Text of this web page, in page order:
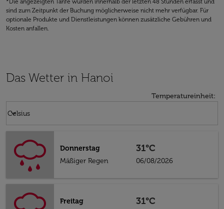
*Die angezeigten Tarife wurden innerhalb der letzten 48 Stunden erfasst und
sind zum Zeitpunkt der Buchung möglicherweise nicht mehr verfügbar. Für
optionale Produkte und Dienstleistungen können zusätzliche Gebühren und
Kosten anfallen.
Das Wetter in Hanoi
Temperatureinheit:
Celsius
keyboard_arrow_down
Donnerstag
Mäßiger Regen
31°C
06/08/2026
Freitag
31°C